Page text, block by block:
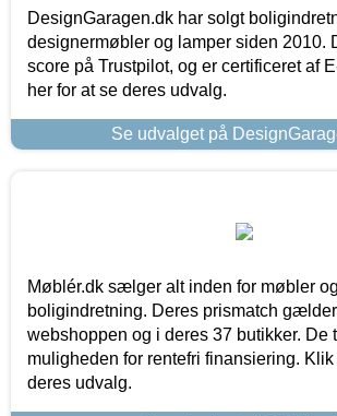
DesignGaragen.dk har solgt
designermøbler og lamper siden 2010.
score på Trustpilot, og er certificeret af
her for at se deres udvalg.
Se udvalget på
Møblér.dk sælger alt inden for møbler og
boligindretning. Deres prismatch
webshoppen og i deres 37 butikker. De
muligheden for rentefri finansiering. Klik
deres udvalg.